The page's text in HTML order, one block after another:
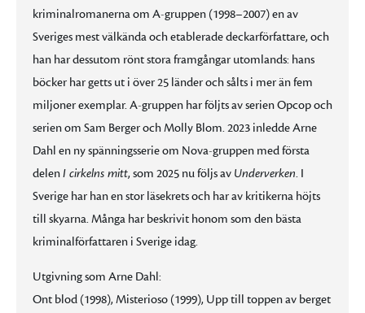
kriminalromanerna om A-gruppen (1998–2007) en av
Sveriges mest välkända och etablerade deckarförfattare, och
han har dessutom rönt stora framgångar utomlands: hans
böcker har getts ut i över 25 länder och sålts i mer än fem
miljoner exemplar. A-gruppen har följts av serien Opcop och
serien om Sam Berger och Molly Blom. 2023 inledde Arne
Dahl en ny spänningsserie om Nova-gruppen med första
delenI cirkelns mitt, som 2025 nu följs av Underverken. I
Sverige har han en stor läsekrets och har av kritikerna höjts
till skyarna. Många har beskrivit honom som den bästa
kriminalförfattaren i Sverige idag.
Utgivning som Arne Dahl:
Ont blod (1998), Misterioso (1999), Upp till toppen av berget